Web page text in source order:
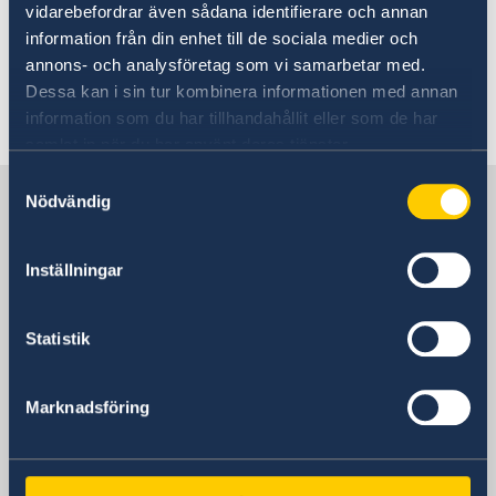
vidarebefordrar även sådana identifierare och annan
information från din enhet till de sociala medier och
annons- och analysföretag som vi samarbetar med.
Dessa kan i sin tur kombinera informationen med annan
information som du har tillhandahållit eller som de har
Nödvändig
Inställningar
Statistik
Marknadsföring
att du följer lokala rekommendationer och
håller dig väl uppdaterad, särskilt vid resor på
egen hand utanför storstäderna.
Senast uppdaterad 24 juli 2026, 13.06
Sverige i Argentina
Sveriges Ambassad
Argentina, Buenos Aires
Svenska konsulat
Córdoba, Argentina